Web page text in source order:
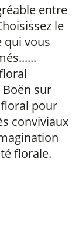
entre
le
qui vous
sur
floral pour
conviviaux
florale.